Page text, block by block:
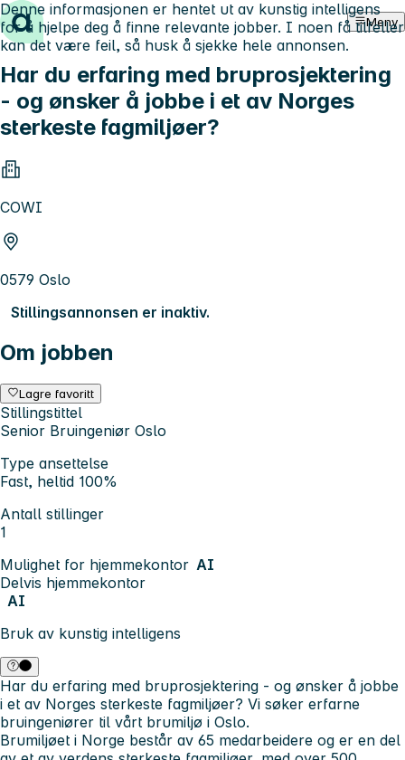
Hopp til innhold Meny
Har du erfaring med bruprosjektering
- og ønsker å jobbe i et av Norges
sterkeste fagmiljøer?
COWI
0579 Oslo
Stillingsannonsen er inaktiv.
Om jobben
Lagre favoritt
Stillingstittel
Senior Bruingeniør Oslo
Type ansettelse
Fast, heltid 100%
Antall stillinger
1
Mulighet for hjemmekontor AI
Delvis hjemmekontor
AI
Bruk av kunstig intelligens
Denne informasjonen er hentet ut av kunstig intelligens
for å hjelpe deg å finne relevante jobber. I noen få tilfeller
kan det være feil, så husk å sjekke hele annonsen.
Har du erfaring med bruprosjektering - og ønsker å jobbe
i et av Norges sterkeste fagmiljøer? Vi søker erfarne
bruingeniører til vårt brumiljø i Oslo.
Brumiljøet i Norge består av 65 medarbeidere og er en del